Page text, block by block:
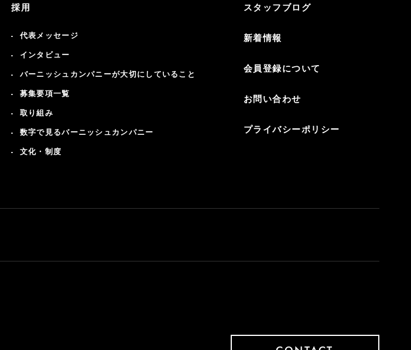
採用
代表メッセージ
インタビュー
バーニッシュカンパニーが大切にしていること
募集要項一覧
取り組み
数字で見るバーニッシュカンパニー
文化・制度
スタッフブログ
新着情報
会員登録について
お問い合わせ
プライバシーポリシー